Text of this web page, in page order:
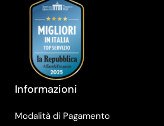
Informazioni
Modalità di Pagamento